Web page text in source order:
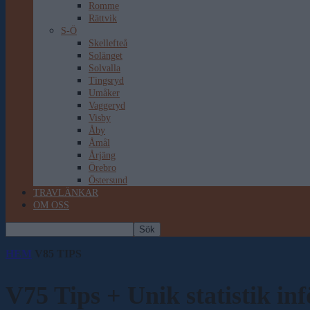
Romme
Rättvik
S-Ö
Skellefteå
Solänget
Solvalla
Tingsryd
Umåker
Vaggeryd
Visby
Åby
Åmål
Årjäng
Örebro
Östersund
TRAVLÄNKAR
OM OSS
HEM V85 TIPS
V75 Tips + Unik statistik